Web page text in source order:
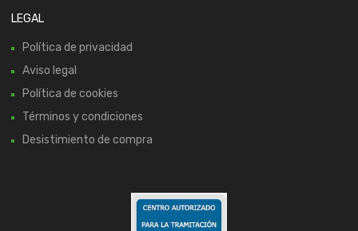
LEGAL
Política de privacidad
Aviso legal
Política de cookies
Términos y condiciones
Desistimiento de compra